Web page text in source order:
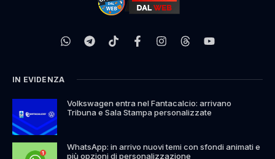
IN EVIDENZA
Volkswagen entra nel Fantacalcio: arrivano
Tribuna e Sala Stampa personalizzate
WhatsApp: in arrivo nuovi temi con sfondi animati e
più opzioni di personalizzazione